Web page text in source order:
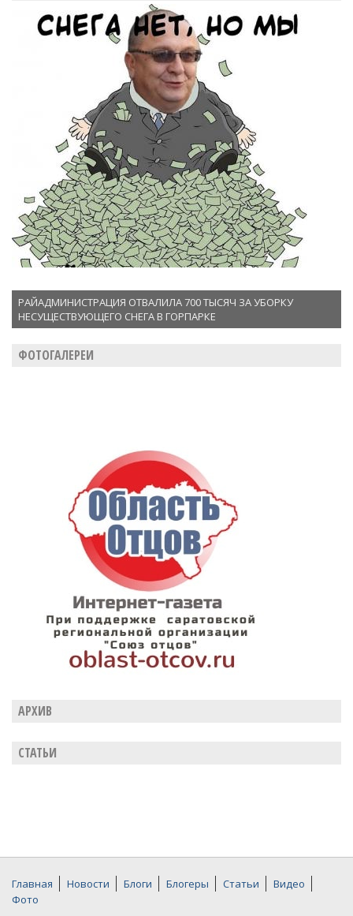
РАЙАДМИНИСТРАЦИЯ ОТВАЛИЛА 700 ТЫСЯЧ ЗА УБОРКУ
НЕСУЩЕСТВУЮЩЕГО СНЕГА В ГОРПАРКЕ
ФОТОГАЛЕРЕИ
АРХИВ
СТАТЬИ
Главная Новости Блоги Блогеры Статьи
Видео
Фото